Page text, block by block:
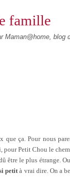
famille
Maman@home, blog
que ça. Pour nous
Petit Chou le
être le plus étrange.
petità vrai dire. On a